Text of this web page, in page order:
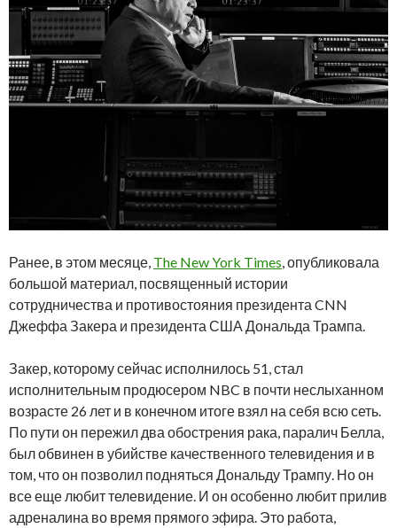
Ранее, в этом месяце, The New York Times , опубликовала
большой материал, посвященный истории
сотрудничества и противостояния президента CNN
Джеффа Закера и президента США Дональда Трампа.
Закер, которому сейчас исполнилось 51, стал
исполнительным продюсером NBC в почти неслыханном
возрасте 26 лет и в конечном итоге взял на себя всю сеть.
По пути он пережил два обострения рака, паралич Белла,
был обвинен в убийстве качественного телевидения и в
том, что он позволил подняться Дональду Трампу. Но он
все еще любит телевидение. И он особенно любит прилив
адреналина во время прямого эфира. Это работа,